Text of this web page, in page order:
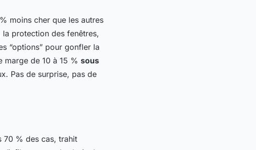
moins cher que les autres
la protection des fenêtres,
“options” pour gonfler la
de 10 à 15 % sous
Pas de surprise, pas de
70 % des cas, trahit